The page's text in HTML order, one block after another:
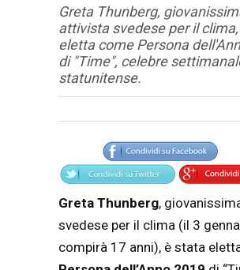
Greta Thunberg,
attivista svedese per il
eletta come Persona
di "Time", celebre
statunitense.
Articolo
Testo articolo principale
Greta Thunberg,
svedese per il clima (il 3
compirà 17 anni), è stata